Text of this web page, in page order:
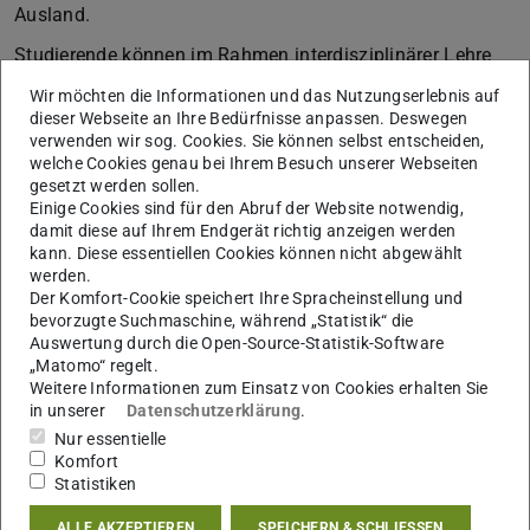
Ausland.
Studierende können im Rahmen interdisziplinärer Lehre
Credit Points für ihren Studiengang erlangen.
Voraussetzungen dafür sind eine regelmäßige Teilnahme
sowie die Anfertigung eines kurzen Essays von ca. 12-15
Seiten, der mindestens zwölf Vorlesungen knapp
zusammenfasst und sie auf ihren inhaltlichen
Zusammenhang hin befragt.
Unter den Vortragenden sind Wissenschaftlerinnen und
Wissenschaftler aller betroffenen Fachrichtungen aus
dem In- und Ausland.
Folgen Sie diesem Link und
erhalten Sie Einsicht in
das Programm der Ringvorlesung.
vorbehalten.
Wir möchten die Informationen und das Nutzungserlebnis auf
dieser Webseite an Ihre Bedürfnisse anpassen. Deswegen
verwenden wir sog. Cookies. Sie können selbst entscheiden,
welche Cookies genau bei Ihrem Besuch unserer Webseiten
gesetzt werden sollen.
Einige Cookies sind für den Abruf der Website notwendig,
damit diese auf Ihrem Endgerät richtig anzeigen werden
kann. Diese essentiellen Cookies können nicht abgewählt
werden.
Der Komfort-Cookie speichert Ihre Spracheinstellung und
bevorzugte Suchmaschine, während „Statistik“ die
Auswertung durch die Open-Source-Statistik-Software
„Matomo“ regelt.
Weitere Informationen zum Einsatz von Cookies erhalten Sie
in unserer
Datenschutzerklärung.
Nur essentielle
Komfort
Statistiken